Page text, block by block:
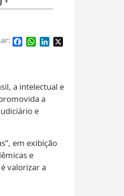
Facebook
WhatsApp
LinkedIn
a intelectual e
a
e
em exibição
e
valorizar a